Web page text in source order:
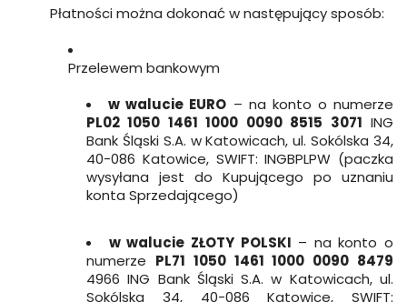
Płatności można dokonać w następujący sposób:
Przelewem bankowym
w walucie EURO – na konto o numerze
PL02 1050 1461 1000 0090 8515 3071 ING
Bank Śląski S.A. w Katowicach, ul. Sokólska 34,
40-086 Katowice, SWIFT: INGBPLPW (paczka
wysyłana jest do Kupującego po uznaniu
konta Sprzedającego)
w walucie ZŁOTY POLSKI – na konto o
numerze PL71 1050 1461 1000 0090 8479
4966 ING Bank Śląski S.A. w Katowicach, ul.
Sokólska 34, 40-086 Katowice, SWIFT: